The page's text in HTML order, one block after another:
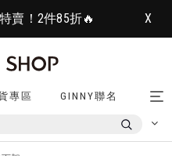
賣！2件85折🔥 X
專區 GINNY聯名